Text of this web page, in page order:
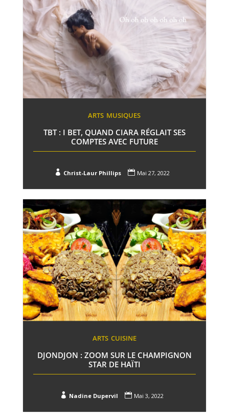
ARTS MUSIQUES
TBT : I BET, QUAND CIARA RÉGLAIT SES
COMPTES AVEC FUTURE
 Christ-Laur Phillips  Mai 27, 2022
ARTS CUISINE
DJONDJON : ZOOM SUR LE CHAMPIGNON
STAR DE HAÏTI
 Nadine Dupervil  Mai 3, 2022